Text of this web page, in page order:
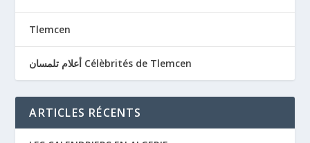
Tlemcen
أعلام تلمسان Célèbrités de Tlemcen
ARTICLES RÉCENTS